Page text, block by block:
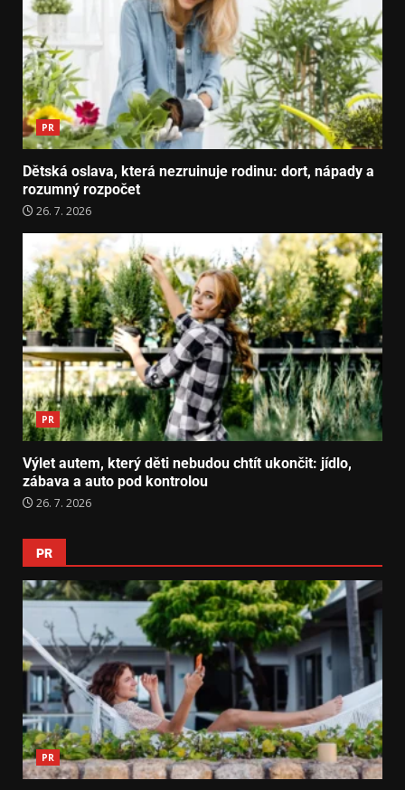
PR
Dětská oslava, která nezruinuje rodinu: dort, nápady a
rozumný rozpočet
26. 7. 2026
PR
Výlet autem, který děti nebudou chtít ukončit: jídlo,
zábava a auto pod kontrolou
26. 7. 2026
PR
PR